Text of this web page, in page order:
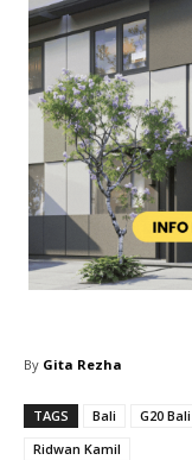
By Gita Rezha
TAGS Bali G20 Bali
Ridwan Kamil